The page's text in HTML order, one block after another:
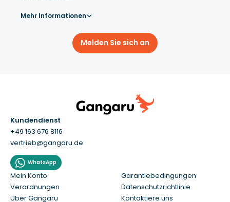
Mehr Informationen
Melden Sie sich an
Kundendienst
+49 163 676 8116
vertrieb@gangaru.de
WhatsApp
Mein Konto
Garantiebedingungen
Verordnungen
Datenschutzrichtlinie
Über Gangaru
Kontaktiere uns